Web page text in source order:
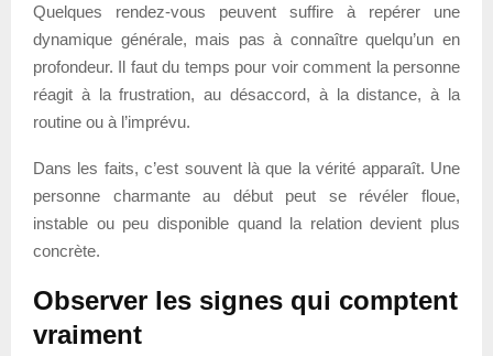
Quelques rendez-vous peuvent suffire à repérer une
dynamique générale, mais pas à connaître quelqu’un en
profondeur. Il faut du temps pour voir comment la personne
réagit à la frustration, au désaccord, à la distance, à la
routine ou à l’imprévu.
Dans les faits, c’est souvent là que la vérité apparaît. Une
personne charmante au début peut se révéler floue,
instable ou peu disponible quand la relation devient plus
concrète.
Observer les signes qui comptent
vraiment